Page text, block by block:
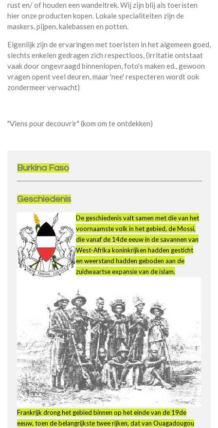
rust en/ of houden een wandeltrek. Wij zijn blij als toeristen
hier onze producten kopen. Lokale specialiteiten zijn de
maskers, pijpen, kalebassen en potten.
Eigenlijk zijn de ervaringen met toeristen in het algemeen goed,
slechts enkelen gedragen zich respectloos, (irritatie ontstaat
vaak door ongevraagd binnenlopen, foto's maken ed., gewoon
vragen opent veel deuren, maar 'nee' respecteren wordt ook
zondermeer verwacht)
"Viens pour decouvrir" (kom om te ontdekken)
Burkina Faso
Geschiedenis
De geschiedenis valt samen met die van het
voornaamste volk in het gebied, de Mossi,
die vanaf de 14de eeuw in de savannen van
West-Afrika koninkrijken hadden gesticht
en weerstand hadden geboden aan de
zuidwaartse expansie van de islam.
Frankrijk drong het gebied binnen op het einde van de 19de
eeuw, toen de belangrijkste twee rijken, dat van Ouagadougou